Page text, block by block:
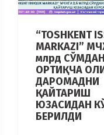
“TOSHKENT
MARKAZI”
млрд
ОРТИҚЧА
ДАРОМАДНИ
ҚАЙТАРИШ
ЮЗАСИДАН
БЕРИЛДИ